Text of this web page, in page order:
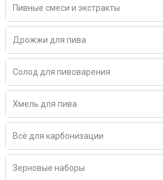
Пивные смеси и экстракты
Дрожжи для пива
Солод для пивоварения
Хмель для пива
Всё для карбонизации
Зерновые наборы